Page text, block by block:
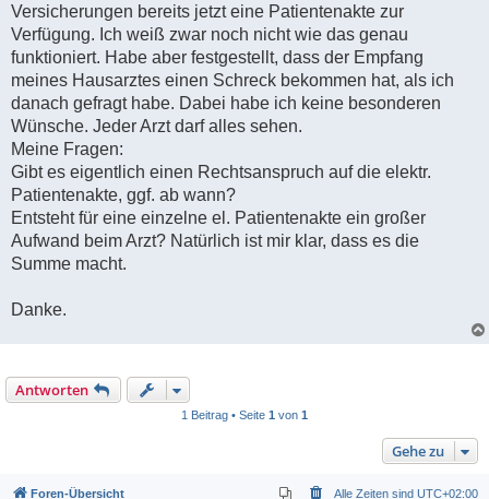
Versicherungen bereits jetzt eine Patientenakte zur
Verfügung. Ich weiß zwar noch nicht wie das genau
funktioniert. Habe aber festgestellt, dass der Empfang
meines Hausarztes einen Schreck bekommen hat, als ich
danach gefragt habe. Dabei habe ich keine besonderen
Wünsche. Jeder Arzt darf alles sehen.
Meine Fragen:
Gibt es eigentlich einen Rechtsanspruch auf die elektr.
Patientenakte, ggf. ab wann?
Entsteht für eine einzelne el. Patientenakte ein großer
Aufwand beim Arzt? Natürlich ist mir klar, dass es die
Summe macht.
Danke.
Antworten
1 Beitrag • Seite 1 von 1
Gehe zu
Foren-Übersicht Alle Zeiten sind UTC+02:00